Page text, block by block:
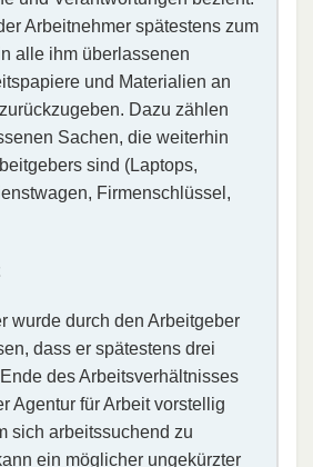
Arbeitnehmer spätestens zum
alle ihm überlassenen
und Materialien an
Dazu zählen
Sachen, die weiterhin
sind (Laptops,
Firmenschlüssel,
wurde durch den Arbeitgeber
dass er spätestens drei
des Arbeitsverhältnisses
Agentur für Arbeit vorstellig
sich arbeitssuchend zu
ein möglicher ungekürzter